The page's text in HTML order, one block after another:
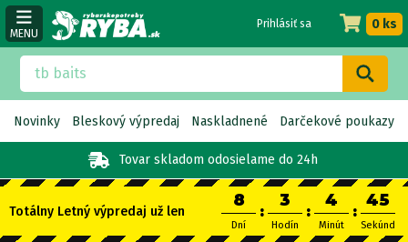
MENU
Tovar skladom odosielame do 24h
Prihlásiť sa 0 ks
Novinky Bleskový výpredaj Naskladnené Darčekové poukazy
Totálny Letný výpredaj už len
8
Dní
:
3
Hodín
:
4
Minút
:
44
Sekúnd